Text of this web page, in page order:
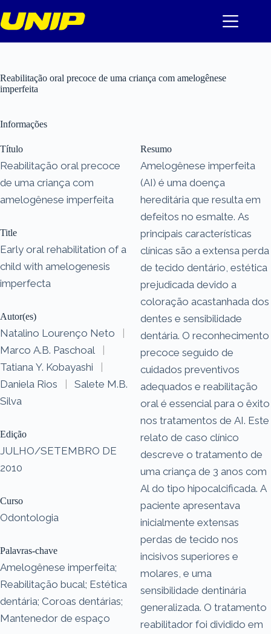
para
o
Reabilitação oral precoce de uma criança com amelogênese
imperfeita
Informações
Título
Reabilitação oral precoce
de uma criança com
amelogênese imperfeita
Title
Early oral rehabilitation of a
child with amelogenesis
imperfecta
Autor(es)
Natalino Lourenço Neto
|
Marco A.B. Paschoal
|
Tatiana Y. Kobayashi
|
Daniela Rios
|
Salete M.B.
Silva
Edição
JULHO/SETEMBRO DE
2010
Curso
Odontologia
Palavras-chave
Amelogênese imperfeita;
Reabilitação bucal; Estética
dentária; Coroas dentárias;
Mantenedor de espaço
Resumo
Amelogênese imperfeita
(AI) é uma doença
hereditária que resulta em
defeitos no esmalte. As
principais características
clínicas são a extensa perda
de tecido dentário, estética
prejudicada devido a
coloração acastanhada dos
dentes e sensibilidade
dentária. O reconhecimento
precoce seguido de
cuidados preventivos
adequados e reabilitação
oral é essencial para o êxito
nos tratamentos de AI. Este
relato de caso clínico
descreve o tratamento de
uma criança de 3 anos com
Al do tipo hipocalcificada. A
paciente apresentava
inicialmente extensas
perdas de tecido nos
incisivos superiores e
molares, e uma
sensibilidade dentinária
generalizada. O tratamento
reabilitador foi dividido em